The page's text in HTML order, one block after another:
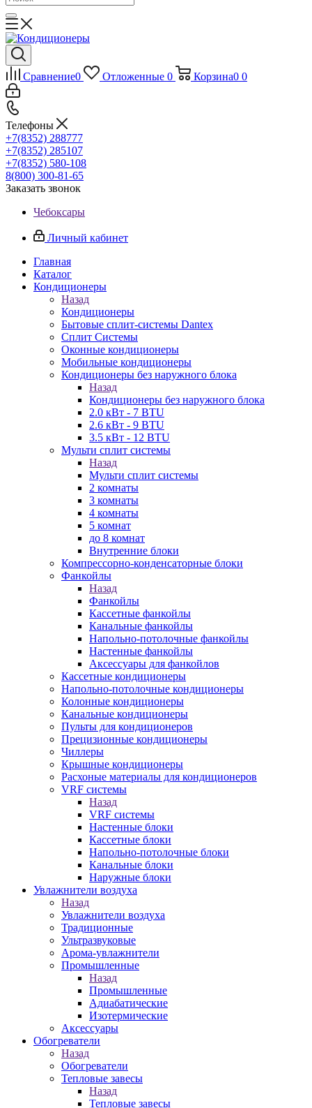
Сравнение0 Отложенные 0 Корзина0 0
Телефоны
+7(8352) 288777
+7(8352) 285107
+7(8352) 580-108
8(800) 300-81-65
Заказать звонок
Чебоксары
Личный кабинет
Главная
Каталог
Кондиционеры
Назад
Кондиционеры
Бытовые сплит-системы Dantex
Сплит Системы
Оконные кондиционеры
Мобильные кондиционеры
Кондиционеры без наружного блока
Назад
Кондиционеры без наружного блока
2.0 кВт - 7 BTU
2.6 кВт - 9 BTU
3.5 кВт - 12 BTU
Мульти сплит системы
Назад
Мульти сплит системы
2 комнаты
3 комнаты
4 комнаты
5 комнат
до 8 комнат
Внутренние блоки
Компрессорно-конденсаторные блоки
Фанкойлы
Назад
Фанкойлы
Кассетные фанкойлы
Канальные фанкойлы
Напольно-потолочные фанкойлы
Настенные фанкойлы
Аксессуары для фанкойлов
Кассетные кондиционеры
Напольно-потолочные кондиционеры
Колонные кондиционеры
Канальные кондиционеры
Пульты для кондиционеров
Прецизионные кондиционеры
Чиллеры
Крышные кондиционеры
Расхоные материалы для кондиционеров
VRF системы
Назад
VRF системы
Настенные блоки
Кассетные блоки
Напольно-потолочные блоки
Канальные блоки
Наружные блоки
Увлажнители воздуха
Назад
Увлажнители воздуха
Традиционные
Ультразвуковые
Арома-увлажнители
Промышленныe
Назад
Промышленныe
Адиабатические
Изотермические
Аксессуары
Обогреватели
Назад
Обогреватели
Тепловые завесы
Назад
Тепловые завесы